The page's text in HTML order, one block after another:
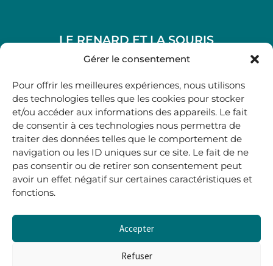
Gérer le consentement
Pour offrir les meilleures expériences, nous utilisons
des technologies telles que les cookies pour stocker
et/ou accéder aux informations des appareils. Le fait
de consentir à ces technologies nous permettra de
traiter des données telles que le comportement de
navigation ou les ID uniques sur ce site. Le fait de ne
pas consentir ou de retirer son consentement peut
avoir un effet négatif sur certaines caractéristiques et
fonctions.
Accepter
Refuser
LE RENARD ET LA SOURIS
48, rue Maubec 33210 LANGON
05 40 41 37 18
.
MARDI AU SAMEDI
10H00-12H45 | 14H00 -19H00
boutique@lerenardetlasouris.com